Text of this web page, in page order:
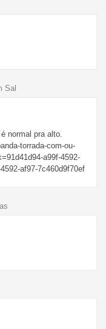
Sal
normal pra alto.
torrada-com-ou-
a99f-4592-
af97-7c460d9f70ef